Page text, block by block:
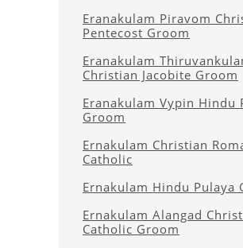
Eranakulam Piravom
Pentecost Groom
Eranakulam
Christian Jacobite Groom
Eranakulam Vypin Hindu
Groom
Ernakulam Christian
Catholic
Ernakulam Hindu Pulaya
Ernakulam Alangad
Catholic Groom